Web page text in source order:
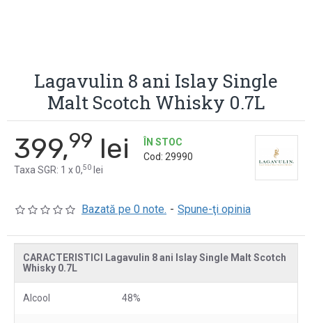
Lagavulin 8 ani Islay Single
Malt Scotch Whisky 0.7L
Bazată pe 0 note. - Spune-ţi opinia
399,99 lei
Taxa SGR: 1 x 0,50 lei
ÎN STOC
Cod: 29990
CARACTERISTICI Lagavulin 8 ani Islay Single Malt Scotch
Whisky 0.7L
Alcool 48%